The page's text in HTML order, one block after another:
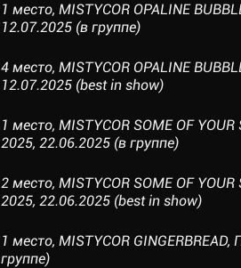
1 место, MISTYCOR OPALINE
12.07.2025 (в группе)
4 место, MISTYCOR OPALINE
12.07.2025 (best in show)
1 место, MISTYCOR SOME OF
2025, 22.06.2025 (в группе)
2 место, MISTYCOR SOME OF
2025, 22.06.2025 (best in show)
1 место, MISTYCOR
группе)